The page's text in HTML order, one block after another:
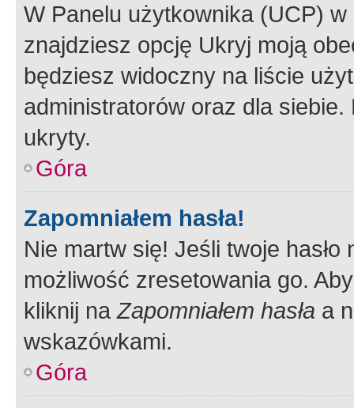
W Panelu użytkownika (UCP) w
znajdziesz opcję Ukryj moją
będziesz widoczny na liście
administratorów oraz dla
ukryty.
Góra
Zapomniałem hasła!
Nie martw się! Jeśli twoje
możliwość zresetowania go.
kliknij naZapomniałem hasła a
wskazówkami.
Góra